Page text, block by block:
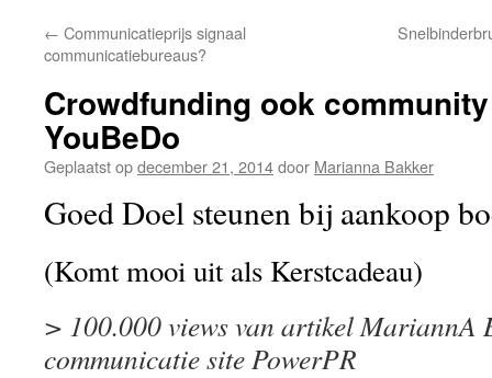
de← Communicatieprijs signaal
communicatiebureaus?
Crowdfunding ook
YouBeDo
Geplaatst opdecember 21, 2014door Marianna Bakker
Goed Doel steunen bij aankoop
(Komt mooi uit als Kerstcadeau)
> 100.000 views van artikel MariannA
communicatie site PowerPR